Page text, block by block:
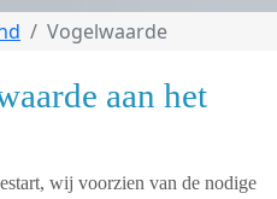
Vogelwaarde
aan het
wij voorzien van de nodige